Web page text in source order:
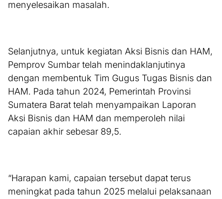
menyelesaikan masalah.
Selanjutnya, untuk kegiatan Aksi Bisnis dan HAM,
Pemprov Sumbar telah menindaklanjutinya
dengan membentuk Tim Gugus Tugas Bisnis dan
HAM. Pada tahun 2024, Pemerintah Provinsi
Sumatera Barat telah menyampaikan Laporan
Aksi Bisnis dan HAM dan memperoleh nilai
capaian akhir sebesar 89,5.
“Harapan kami, capaian tersebut dapat terus
meningkat pada tahun 2025 melalui pelaksanaan